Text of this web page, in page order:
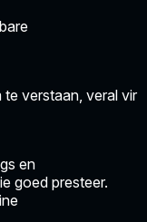
verstaan, veral vir
en
goed presteer.